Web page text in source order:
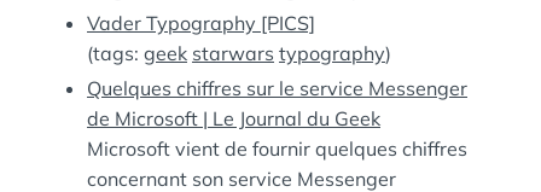
Vader Typography [PICS]
(tags: geek starwars typography)
Quelques chiffres sur le service Messenger
de Microsoft | Le Journal du Geek
Microsoft vient de fournir quelques chiffres
concernant son service Messenger